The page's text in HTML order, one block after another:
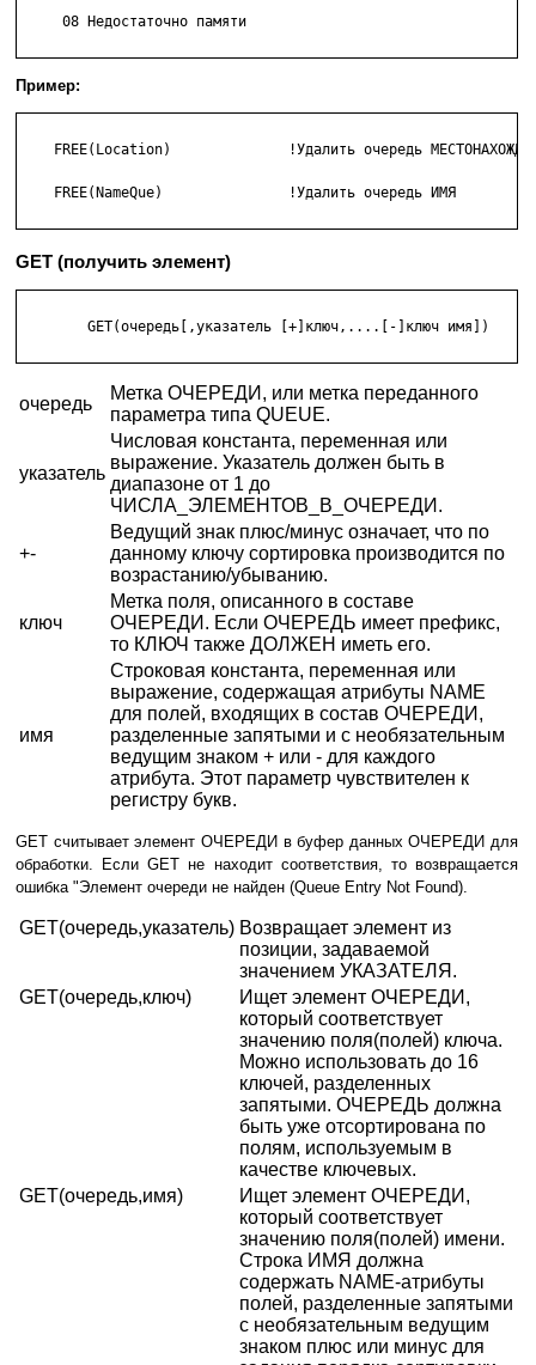
     08 Недостаточно памяти
Пример:
FREE(Location)              !Удалить очередь
    FREE(NameQue)               !Удалить очередь ИМЯ
GET (получить элемент)
        GET(очередь[,указатель [+]ключ,....[-]ключ имя])
очередь
Метка ОЧЕРЕДИ, или метка переданного
параметра типа QUEUE.
указатель
Числовая константа, переменная или
выражение. Указатель должен быть в
диапазоне от 1 до
ЧИСЛА_ЭЛЕМЕНТОВ_В_ОЧЕРЕДИ.
+-
Ведущий знак плюс/минус означает, что по
данному ключу сортировка производится по
возрастанию/убыванию.
ключ
Метка поля, описанного в составе
ОЧЕРЕДИ. Если ОЧЕРЕДЬ имеет префикс,
то КЛЮЧ также ДОЛЖЕН иметь его.
имя
Строковая константа, переменная или
выражение, содержащая атрибуты NAME
для полей, входящих в состав ОЧЕРЕДИ,
разделенные запятыми и с необязательным
ведущим знаком + или - для каждого
атрибута. Этот параметр чувствителен к
регистру букв.
GET считывает элемент ОЧЕРЕДИ в буфер данных ОЧЕРЕДИ для
обработки. Если GET не находит соответствия, то возвращается
ошибка "Элемент очереди не найден (Queue Entry Not Found).
GET(очередь,указатель) Возвращает элемент из
позиции, задаваемой
значением УКАЗАТЕЛЯ.
GET(очередь,ключ)
Ищет элемент ОЧЕРЕДИ,
который соответствует
значению поля(полей) ключа.
Можно использовать до 16
ключей, разделенных
запятыми. ОЧЕРЕДЬ должна
быть уже отсортирована по
полям, используемым в
качестве ключевых.
GET(очередь,имя)
Ищет элемент ОЧЕРЕДИ,
который соответствует
значению поля(полей) имени.
Строка ИМЯ должна
содержать NAME-атрибуты
полей, разделенные запятыми
с необязательным ведущим
знаком плюс или минус для